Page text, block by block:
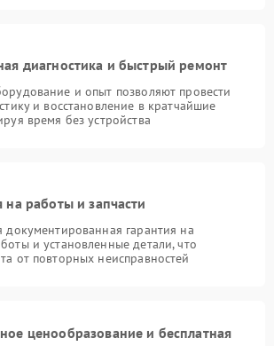
диагностика и быстрый ремонт
и опыт позволяют провести
и восстановление в кратчайшие
время без устройства
на работы и запчасти
документированная гарантия на
и установленные детали, что
от повторных неисправностей
ценообразование и бесплатная